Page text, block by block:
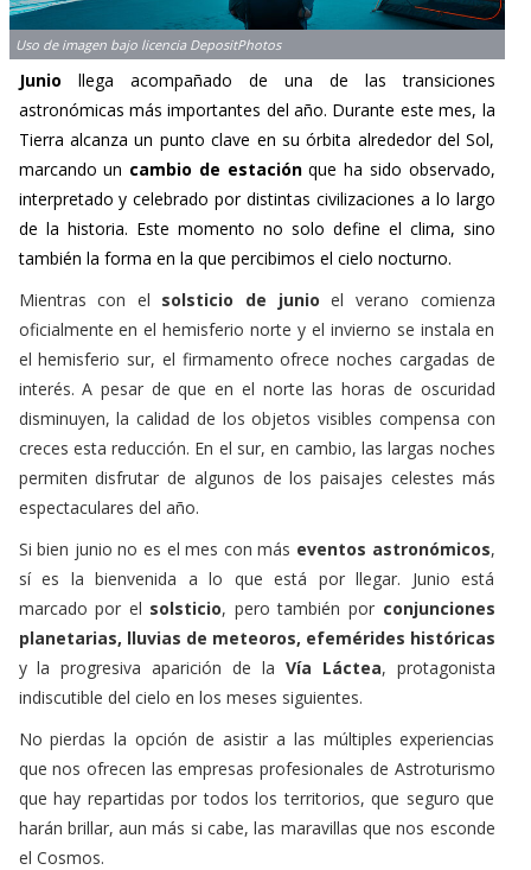
Uso de imagen bajo licencia DepositPhotos
Junio llega acompañado de una de las transiciones
astronómicas más importantes del año. Durante este mes, la
Tierra alcanza un punto clave en su órbita alrededor del Sol,
marcando un cambio de estaciónque ha sido observado,
interpretado y celebrado por distintas civilizaciones a lo largo
de la historia. Este momento no solo define el clima, sino
también la forma en la que percibimos el cielo nocturno.
Mientras con el solsticio de junio el verano comienza
oficialmente en el hemisferio norte y el invierno se instala en
el hemisferio sur, el firmamento ofrece noches cargadas de
interés. A pesar de que en el norte las horas de oscuridad
disminuyen, la calidad de los objetos visibles compensa con
creces esta reducción. En el sur, en cambio, las largas noches
permiten disfrutar de algunos de los paisajes celestes más
espectaculares del año.
Si bien junio no es el mes con más eventos astronómicos,
sí es la bienvenida a lo que está por llegar. Junio está
marcado por el solsticio, pero también por conjunciones
planetarias, lluvias de meteoros, efemérides históricas
y la progresiva aparición de la Vía Láctea, protagonista
indiscutible del cielo en los meses siguientes.
No pierdas la opción de asistir a las múltiples experiencias
que nos ofrecen las empresas profesionales de Astroturismo
que hay repartidas por todos los territorios, que seguro que
harán brillar, aun más si cabe, las maravillas que nos esconde
el Cosmos.